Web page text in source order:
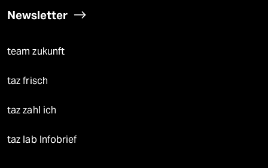
Newsletter
team zukunft
taz frisch
taz zahl ich
taz lab Infobrief